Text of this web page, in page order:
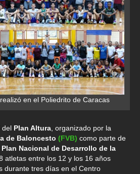
en el Poliedrito de Caracas
del Plan Altura , organizado por la
de Baloncesto (FVB) como parte de
Plan Nacional de Desarrollo de la
atletas entre los 12 y los 16 años
durante tres días en el Centro